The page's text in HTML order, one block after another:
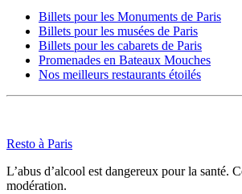
Billets pour les Monuments de Paris
Billets pour les musées de Paris
Billets pour les cabarets de Paris
Promenades en Bateaux Mouches
Nos meilleurs restaurants étoilés
Resto à Paris
L’abus d’alcool est dangereux pour la santé.
modération.